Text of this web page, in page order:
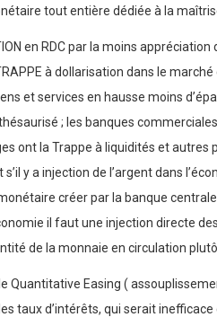
tout entière dédiée à la
en RDC par la moins
à dollarisation dans le
et services en hausse moins
; les banques
ont la Trappe à liquidités et
y a injection de l’argent dans
créer par la banque
il faut une injection directe
de la monnaie en circulation
Quantitative Easing (
taux d’intérêts, qui serait